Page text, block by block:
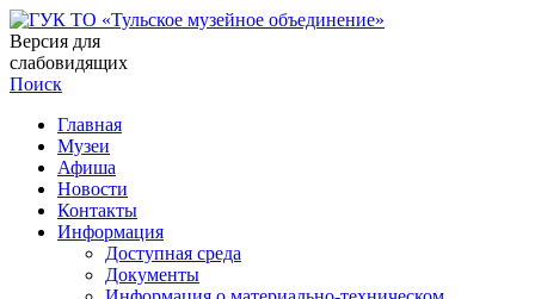
Версия для
слабовидящих
Поиск
Главная
Музеи
Афиша
Новости
Контакты
Информация
Доступная среда
Документы